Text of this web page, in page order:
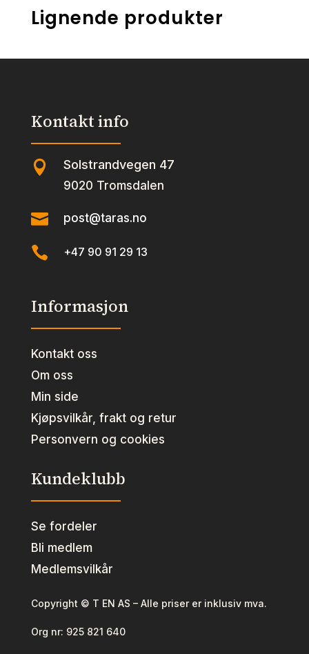
Lignende produkter
Kontakt info
 Solstrandvegen 47
9020 Tromsdalen
 post@taras.no
 +47 90 91 29 13
Informasjon
Kontakt oss
Om oss
Min side
Kjøpsvilkår, frakt og retur
Personvern og cookies
Kundeklubb
Se fordeler
Bli medlem
Medlemsvilkår
Copyright © T EN AS – Alle priser er inklusiv mva.
Org nr: 925 821 640